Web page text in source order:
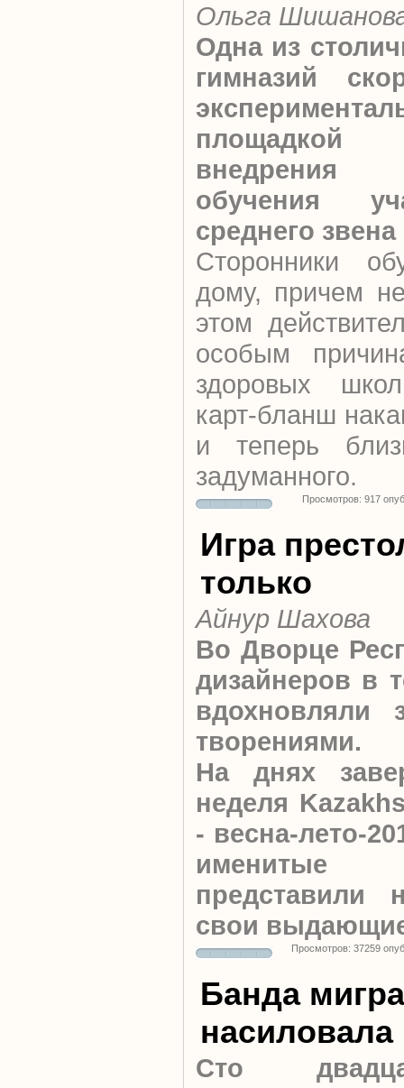
Ольга
Одна из
гимназий
внедрения
обучения
среднего звена
Сторонники
дому, причем
этом
особым
здоровых
карт-бланш
и теперь
задуманного.
Просмотров: 917
Игра
только
Айнур Шахова
Во Дворце
дизайнеров в
вдохновляли
творениями.
На днях
неделя
- весна-лето-
представили
свои
Просмотров: 37259
Банда
Сто